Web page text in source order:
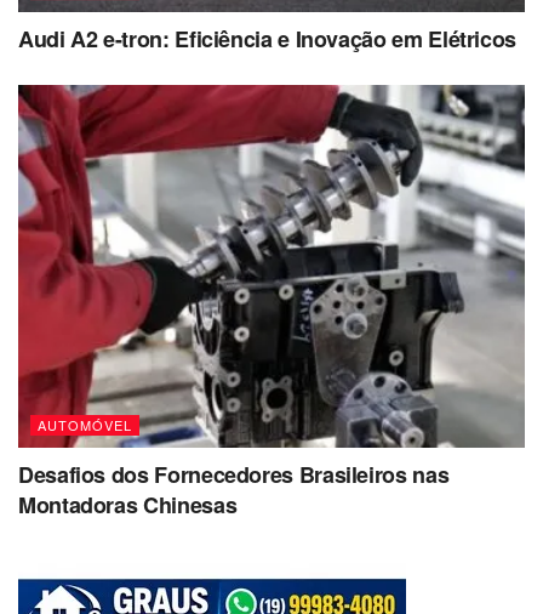
Audi A2 e-tron: Eficiência e Inovação em Elétricos
AUTOMÓVEL
Desafios dos Fornecedores Brasileiros nas
Montadoras Chinesas